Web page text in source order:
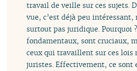
travail de veille sur ces sujets.
vue, c’est déjà peu intéressant,
surtout pas juridique. Pourquoi
fondamentaux, sont cruciaux,
ceux qui travaillent sur ces lois
juristes. Effectivement, ce sont